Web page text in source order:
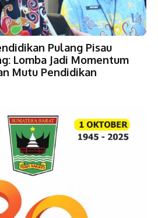
Pulang Pisau
Lomba Jadi Momentum
Mutu Pendidikan